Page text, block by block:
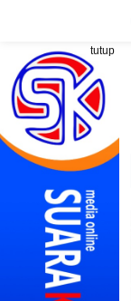
Langsung
konten
tutup